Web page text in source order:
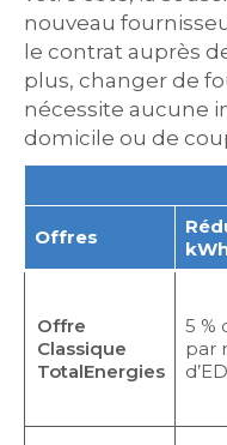
nouveau
le contrat auprès
plus, changer de
nécessite aucune
domicile ou de
Offres
Offre
Classique
TotalEnergies
5 %
par